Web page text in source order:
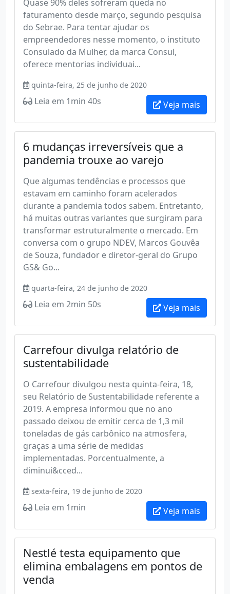
Quase 90% deles sofreram queda no
faturamento desde março, segundo pesquisa
do Sebrae. Para tentar ajudar os
empreendedores nesse momento, o instituto
Consulado da Mulher, da marca Consul,
oferece mentorias individuai...
quinta-feira, 25 de junho de 2020
Leia em 1min 40s Veja mais
6 mudanças irreversíveis que a
pandemia trouxe ao varejo
Que algumas tendências e processos que
estavam em caminho foram acelerados
durante a pandemia todos sabem. Entretanto,
há muitas outras variantes que surgiram para
transformar estruturalmente o mercado. Em
conversa com o grupo NDEV, Marcos Gouvêa
de Souza, fundador e diretor-geral do Grupo
GS& Go...
quarta-feira, 24 de junho de 2020
Leia em 2min 50s Veja mais
Carrefour divulga relatório de
sustentabilidade
O Carrefour divulgou nesta quinta-feira, 18,
seu Relatório de Sustentabilidade referente a
2019. A empresa informou que no ano
passado deixou de emitir cerca de 1,3 mil
toneladas de gás carbônico na atmosfera,
graças a uma série de medidas
implementadas. Porcentualmente, a
diminui&cced...
sexta-feira, 19 de junho de 2020
Leia em 1min Veja mais
Nestlé testa equipamento que
elimina embalagens em pontos de
venda